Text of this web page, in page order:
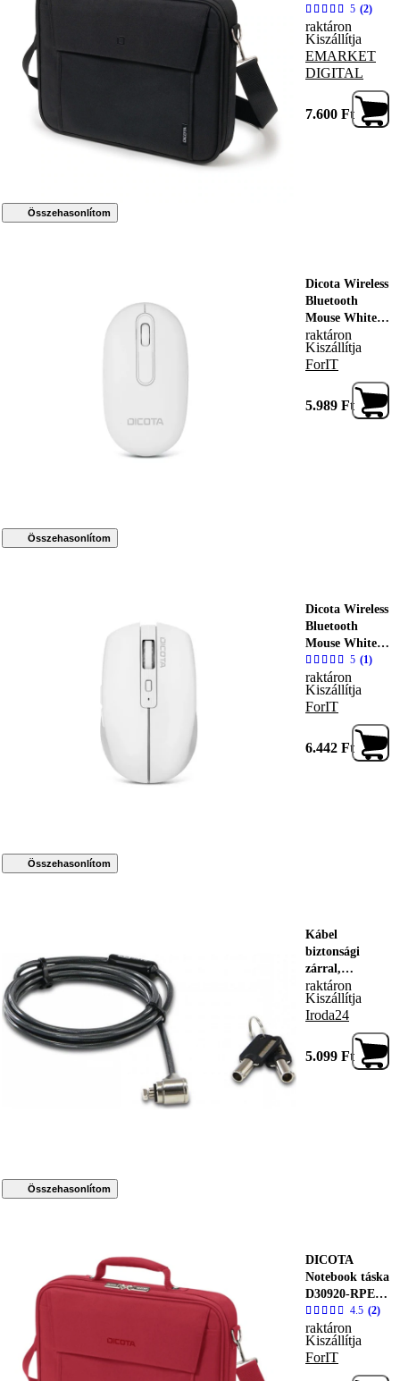
Összehasonlítom
fekete
5 (2)
raktáron
Kiszállítja
EMARKET
DIGITAL
7.600 Ft
Összehasonlítom
Dicota Wireless
Bluetooth
Mouse White,
240058, Egér
raktáron
Kiszállítja
ForIT
5.989 Ft
Összehasonlítom
Dicota Wireless
Bluetooth
Mouse White,
240061, Egér
5 (1)
raktáron
Kiszállítja
ForIT
6.442 Ft
Összehasonlítom
Kábel
biztonsági
zárral,
DICOTA,
Kulcsos,
Fekete/ezüst
raktáron
Kiszállítja
Iroda24
5.099 Ft
DICOTA
Notebook táska
D30920-RPET,
Eco Multi
BASE 14-
15.6", Red
(D30920-
4.5 (2)
raktáron
Kiszállítja
ForIT